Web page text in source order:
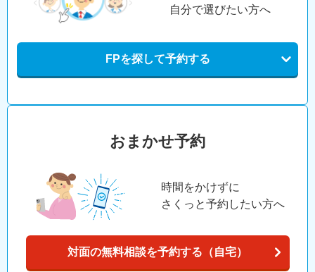
自分で選びたい方へ
FPを探して予約する
おまかせ予約
時間をかけずに
さくっと予約したい方へ
対面の無料相談を予約する（自宅）